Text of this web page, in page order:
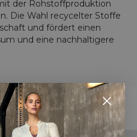
der Rohstoffproduktion
Die Wahl recycelter Stoffe
und fördert einen
und eine nachhaltigere
WITH